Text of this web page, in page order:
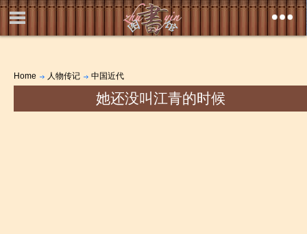
Home 人物传记 中国近代
她还没叫江青的时候